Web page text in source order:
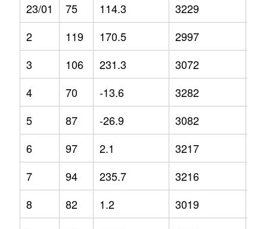
23/01
75 114.3 3229
2
119 170.5 2997
3
106 231.3 3072
4
70 -13.6 3282
5
87 -26.9 3082
6
97 2.1 3217
7
94 235.7 3216
8
82 1.2 3019